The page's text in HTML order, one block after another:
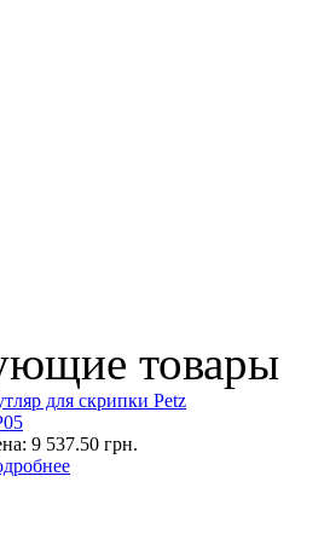
товары
для скрипки Petz
9 537.50 грн.